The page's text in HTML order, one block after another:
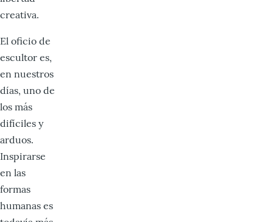
creativa.
El oficio de
escultor es,
en nuestros
días, uno de
los más
difíciles y
arduos.
Inspirarse
en las
formas
humanas es